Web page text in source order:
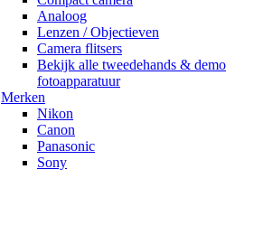
Analoog
Lenzen / Objectieven
Camera flitsers
Bekijk alle tweedehands & demo
fotoapparatuur
Merken
Nikon
Canon
Panasonic
Sony